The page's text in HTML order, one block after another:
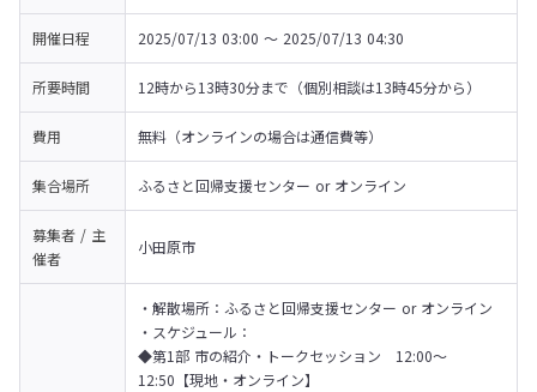
開催日程 2025/07/13 03:00 〜 2025/07/13 04:30
所要時間 12時から13時30分まで（個別相談は13時45分から）
費用 無料（オンラインの場合は通信費等）
集合場所 ふるさと回帰支援センター or オンライン
募集者 / 主
催者
小田原市
・解散場所：ふるさと回帰支援センター or オンライン
・スケジュール：
◆第1部 市の紹介・トークセッション　12:00～
12:50【現地・オンライン】